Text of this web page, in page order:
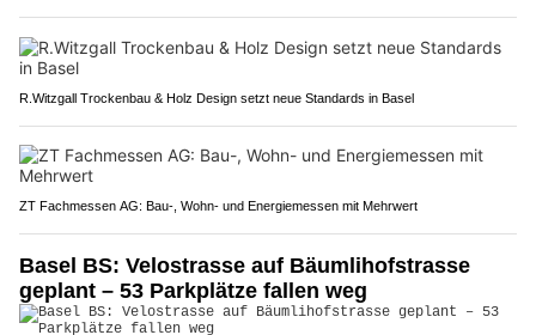
R.Witzgall Trockenbau & Holz Design setzt neue Standards in Basel
ZT Fachmessen AG: Bau-, Wohn- und Energiemessen mit Mehrwert
Basel BS: Velostrasse auf Bäumlihofstrasse
geplant – 53 Parkplätze fallen weg